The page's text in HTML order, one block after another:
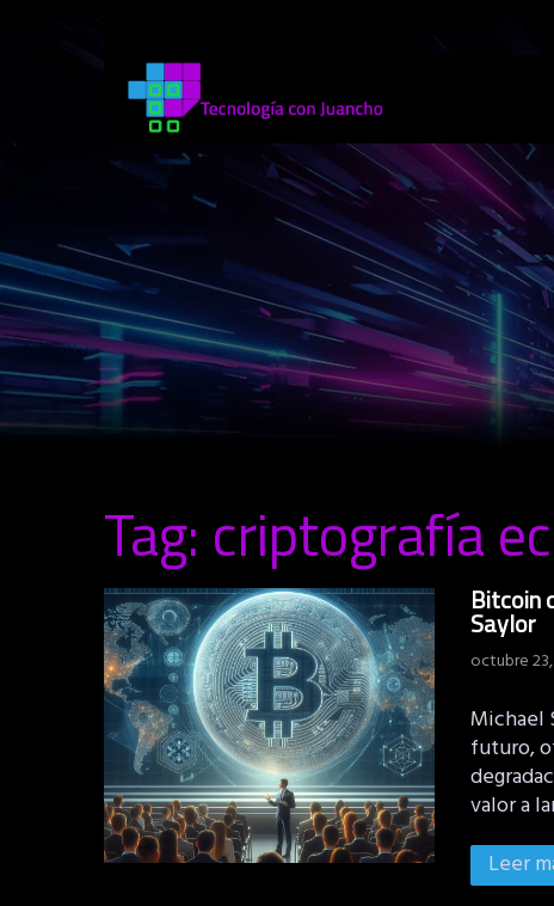
Tag: criptografía
Bitcoin
Saylor
octubre
Michael
futuro,
valor a
Leer